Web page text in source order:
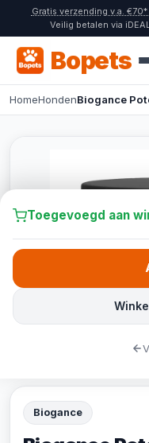
Gratis verzending v.a.
Veilig betalen via
Bopets
HomeHondenBiogance
Biogance
Toegevoegd aan